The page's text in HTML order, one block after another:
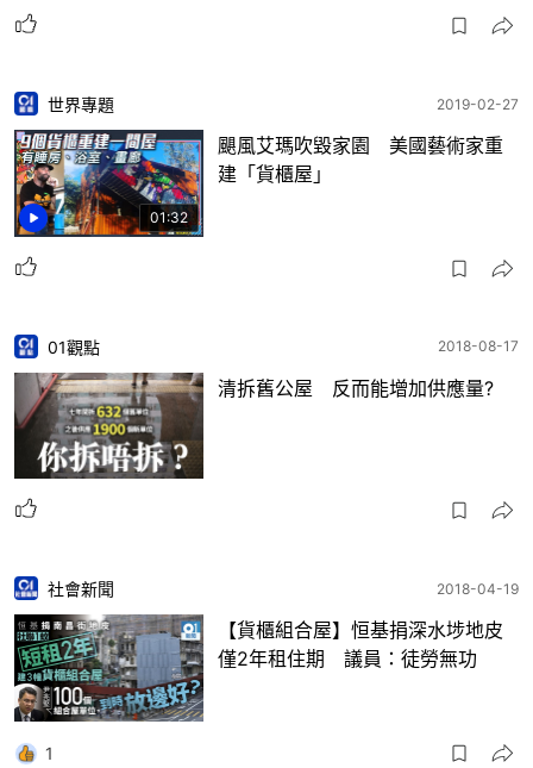
01:32
世界專題 2019-02-27
颶風艾瑪吹毀家園 美國藝術家重
建「貨櫃屋」
01觀點 2018-08-17
清拆舊公屋 反而能增加供應量?
社會新聞 2018-04-19
【貨櫃組合屋】恒基捐深水埗地皮
僅2年租住期 議員：徒勞無功
1